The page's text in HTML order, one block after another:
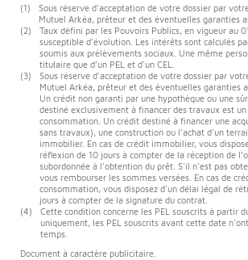
(1)
Sous réserve d'acceptation de votre dossier par
Mutuel Arkéa, prêteur et des éventuelles garanties
(2)
Taux défini par les Pouvoirs Publics, en vigueur au
susceptible d'évolution. Les intérêts sont calculés
soumis aux prélèvements sociaux. Une même
titulaire que d’un PEL et d'un CEL.
(3)
Sous réserve d'acceptation de votre dossier par
Mutuel Arkéa, prêteur et des éventuelles garanties
Un crédit non garanti par une hypothèque ou une
destiné exclusivement à financer des travaux est
consommation. Un crédit destiné à financer une
sans travaux), une construction ou l'achat d'un
immobilier. En cas de crédit immobilier, vous
réflexion de 10 jours à compter de la réception de
subordonnée à l'obtention du prêt. S'il n'est pas
vous rembourser les sommes versées. En cas de
consommation, vous disposez d'un délai légal de
jours à compter de la signature du contrat.
(4)
Cette condition concerne les PEL souscrits à partir
uniquement, les PEL souscrits avant cette date
temps.
Document à caractère publicitaire.